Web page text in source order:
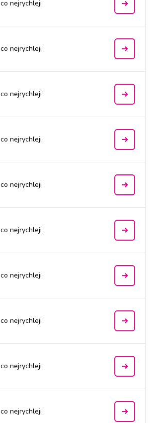
co nejrychleji
co nejrychleji
co nejrychleji
co nejrychleji
co nejrychleji
co nejrychleji
co nejrychleji
co nejrychleji
co nejrychleji
co nejrychleji